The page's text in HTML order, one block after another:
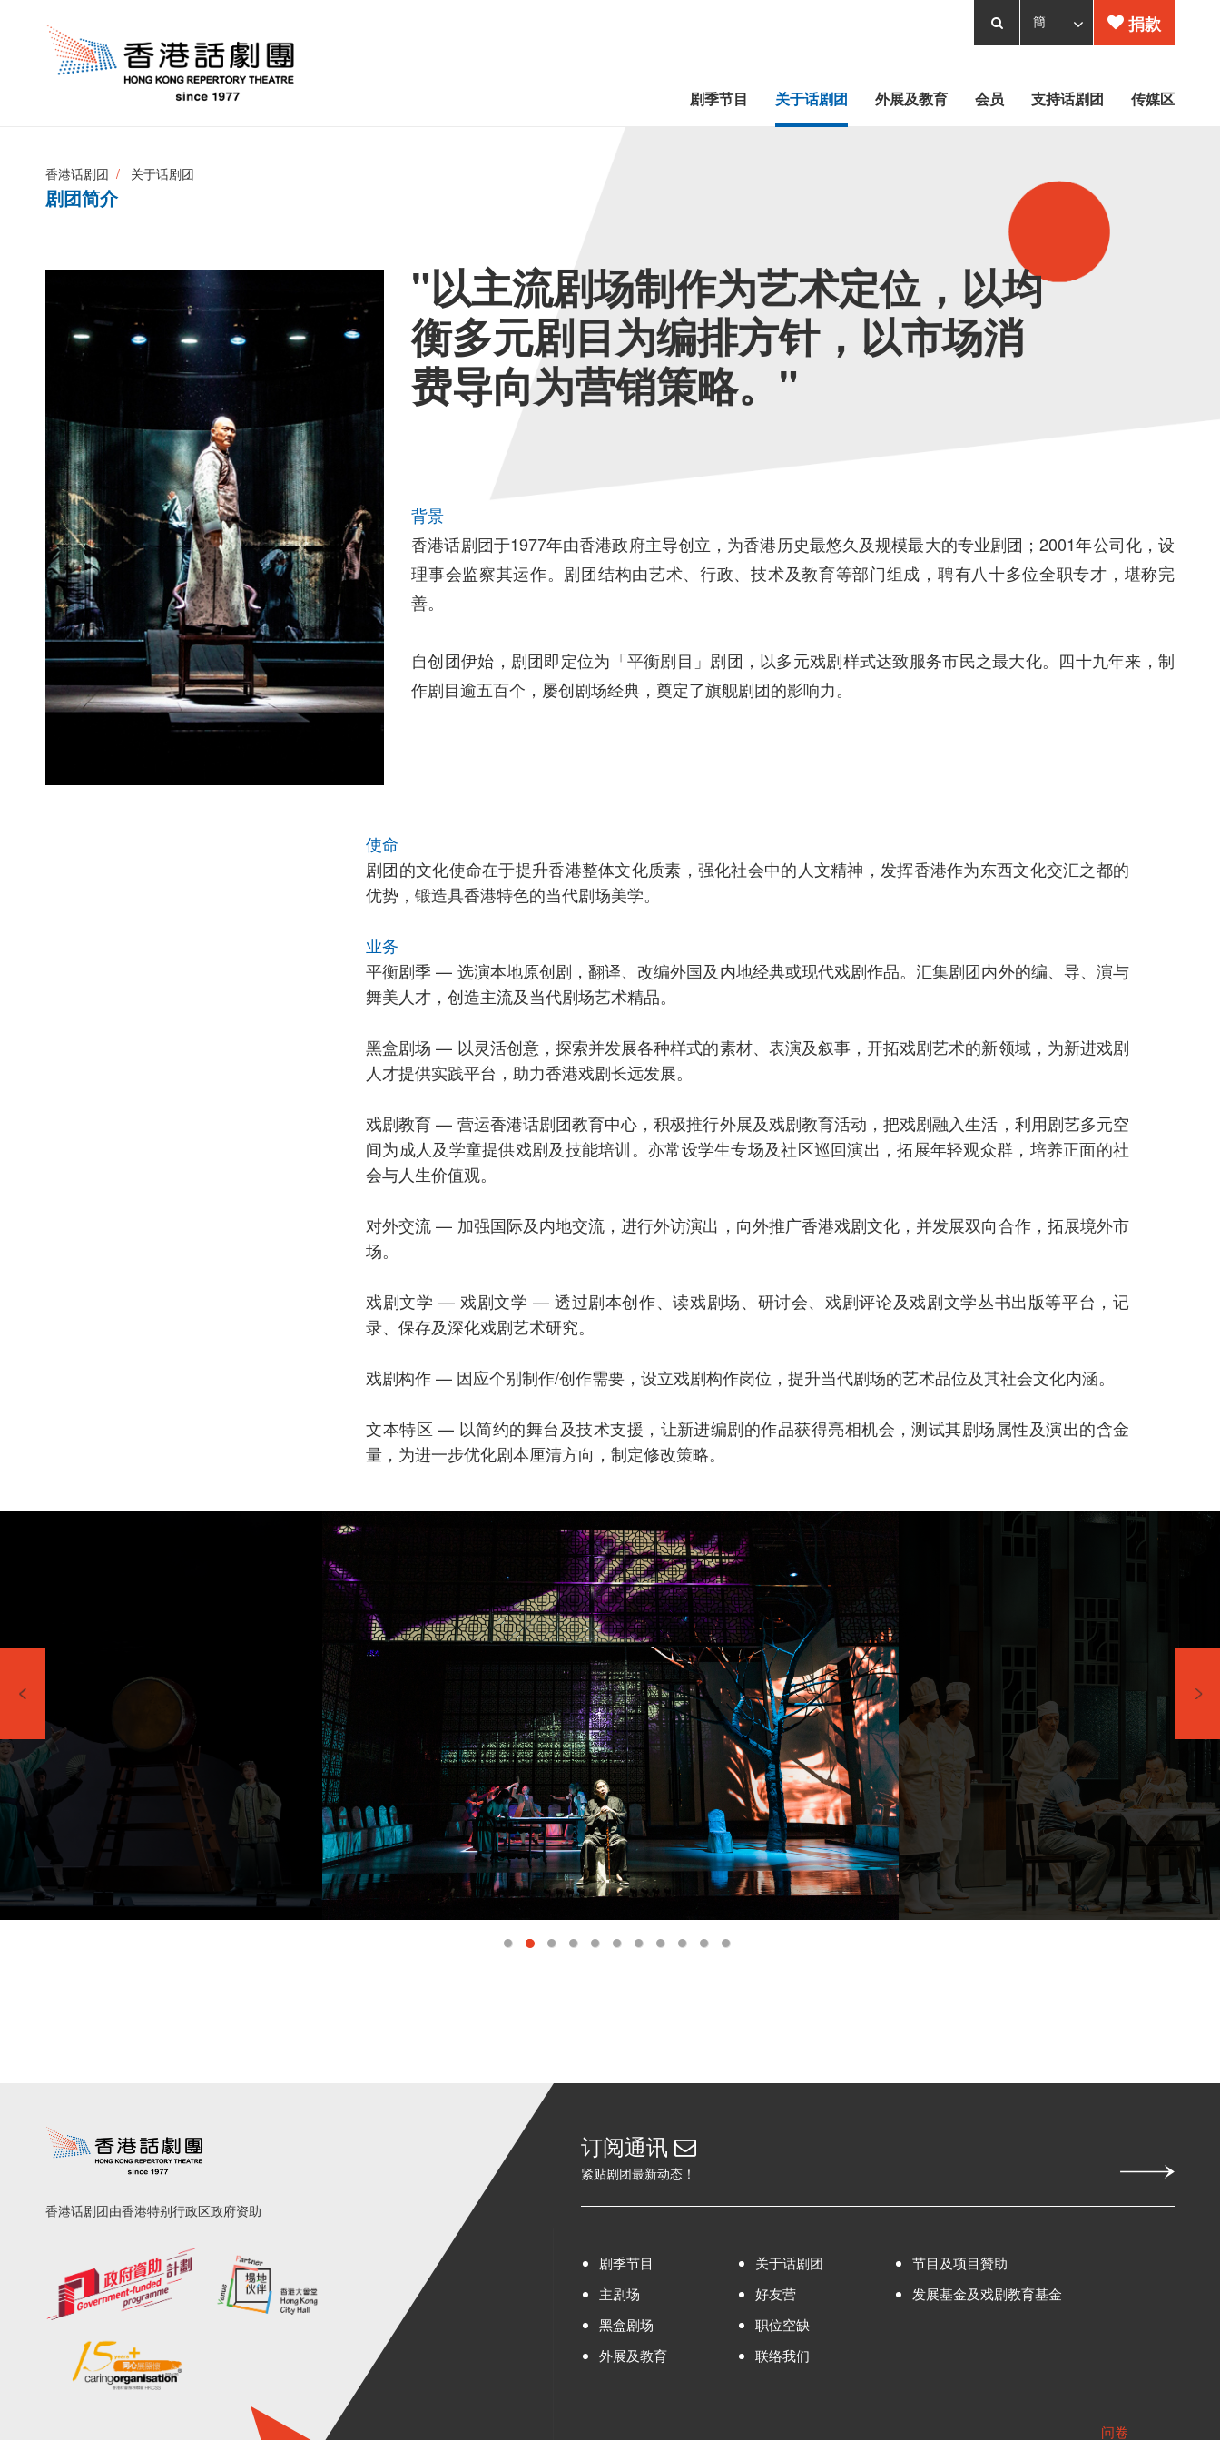
剧季节目 关于话剧团 外展及教育 会员 支持话剧团 传媒区
捐款
香港话剧团 关于话剧团
剧团简介
"以主流剧场制作为艺术定位，以均
衡多元剧目为编排方针，以市场消
费导向为营销策略。"
背景
香港话剧团于1977年由香港政府主导创立，为香港历史最悠久及规模最大的专业剧团；2001年公司化，设
理事会监察其运作。剧团结构由艺术、行政、技术及教育等部门组成，聘有八十多位全职专才，堪称完
善。
自创团伊始，剧团即定位为「平衡剧目」剧团，以多元戏剧样式达致服务市民之最大化。四十九年来，制
作剧目逾五百个，屡创剧场经典，奠定了旗舰剧团的影响力。
使命
剧团的文化使命在于提升香港整体文化质素，强化社会中的人文精神，发挥香港作为东西文化交汇之都的
优势，锻造具香港特色的当代剧场美学。
业务
平衡剧季 — 选演本地原创剧，翻译、改编外国及内地经典或现代戏剧作品。汇集剧团内外的编、导、演与
舞美人才，创造主流及当代剧场艺术精品。
黑盒剧场 — 以灵活创意，探索并发展各种样式的素材、表演及叙事，开拓戏剧艺术的新领域，为新进戏剧
人才提供实践平台，助力香港戏剧长远发展。
戏剧教育 — 营运香港话剧团教育中心，积极推行外展及戏剧教育活动，把戏剧融入生活，利用剧艺多元空
间为成人及学童提供戏剧及技能培训。亦常设学生专场及社区巡回演出，拓展年轻观众群，培养正面的社
会与人生价值观。
对外交流 — 加强国际及内地交流，进行外访演出，向外推广香港戏剧文化，并发展双向合作，拓展境外市
场。
戏剧文学 — 戏剧文学 — 透过剧本创作、读戏剧场、研讨会、戏剧评论及戏剧文学丛书出版等平台，记
录、保存及深化戏剧艺术研究。
戏剧构作 — 因应个别制作/创作需要，设立戏剧构作岗位，提升当代剧场的艺术品位及其社会文化内涵。
文本特区 — 以简约的舞台及技术支援，让新进编剧的作品获得亮相机会，测试其剧场属性及演出的含金
量，为进一步优化剧本厘清方向，制定修改策略。
香港话剧团由香港特别行政区政府资助
订阅通讯
紧贴剧团最新动态！
剧季节目
主剧场
黑盒剧场
外展及教育
关于话剧团
好友营
职位空缺
联络我们
节目及项目贊助
发展基金及戏剧教育基金
问卷